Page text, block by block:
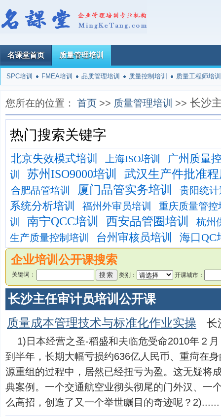
名课堂首页 质量管理培训
SPC培训 FMEA培训 品质管理培训 质量控制培训 质量工程师培训
您所在的位置： 首页 >> 质量管理培训 >> 长沙
热门搜索关键字
北京失效模式培训 上海ISO培训 广州质量
训 苏州ISO9000培训 武汉生产件批准
合肥品管培训 厦门品管实务培训 贵阳统
系统分析培训 福州外审员培训
重庆质量管控
训
南宁QCC培训 西安品管圈培训
杭州
生产质量控制培训
台州审核员培训 海口QC
企业培训公开课搜索
关键词： 类别： 开课城市：
长沙主任审计员培训公开课
质量成本管理技术与标准化作业实操 长
1)日本经营之圣-稻盛和夫临危受命2010年２
到半年，长期大幅亏损约636亿人民币、重疴在
源重组的过程中，居然已经扭亏为盈。这无疑将
典案例。一个交通航空业彻头彻尾的门外汉、一
么高招，创造了又一个举世瞩目的奇迹呢？2)......